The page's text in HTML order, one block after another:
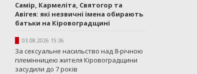
Самір, Кармеліта, Святогор та
Авігея: які незвичні імена обирають
батьки на Кіровоградщині
03.08.2026 15:36
За сексуальне насильство над 8-річною
племінницею жителя Кіровоградщини
засудили до 7 років